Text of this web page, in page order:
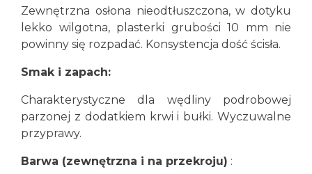
Zewnętrzna osłona nieodtłuszczona, w dotyku
lekko wilgotna, plasterki grubości 10 mm nie
powinny się rozpadać. Konsystencja dość ścisła.
Smak i zapach:
Charakterystyczne dla wędliny podrobowej
parzonej z dodatkiem krwi i bułki. Wyczuwalne
przyprawy.
Barwa (zewnętrzna i na przekroju) :